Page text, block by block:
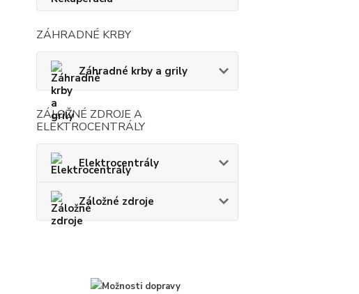
ZÁHRADNÉ KRBY
Záhradné krby a grily
ZÁLOŽNÉ ZDROJE A
ELEKTROCENTRÁLY
Elektrocentrály
Záložné zdroje